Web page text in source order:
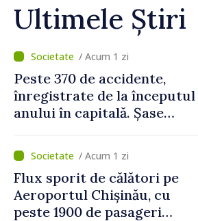
Ultimele Știri
/ Acum 1 zi
Peste 370 de accidente,
înregistrate de la începutul
anului în capitală. Șase
/ Acum 1 zi
Flux sporit de călători pe
Aeroportul Chișinău, cu
peste 1900 de pasageri